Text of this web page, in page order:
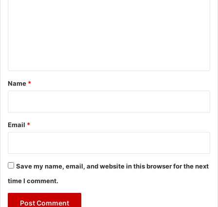
*
Name *
Email *
Save my name, email, and website in this browser for the next
time I comment.